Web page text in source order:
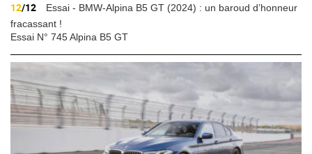
12/12
Essai - BMW-Alpina B5 GT (2024) : un baroud d’honneur
fracassant !
Essai N° 745 Alpina B5 GT